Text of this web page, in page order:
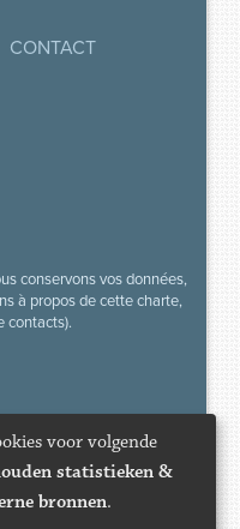
CONTACT
conservons vos données,
à propos de cette charte,
contacts).
voor volgende
statistieken &
bronnen.